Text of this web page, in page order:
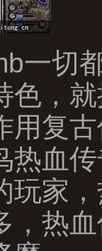
一切
色，
用复
热血
玩家
，热